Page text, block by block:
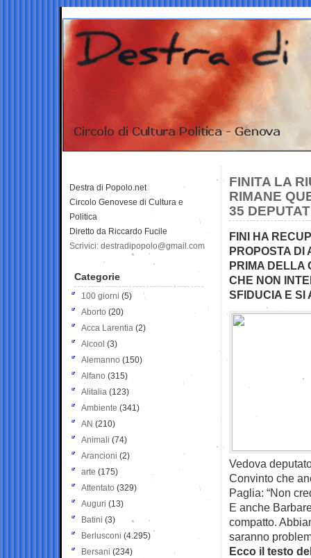
FINITA LA
RIMANE
35
FINI HA
PROPOSTA DI
PRIMA DELLA
CHE NON
SFIDUCIA E SI
Vedova
Convinto che
Paglia: “Non
E anche
compatto.
saranno
Ecco il testo
Destra di Popolo.net
Circolo Genovese di Cultura e
Politica
Diretto da Riccardo Fucile
Scrivici: destradipopolo@gmail.com
Categorie
100 giorni (5)
Aborto (20)
Acca Larentia (2)
Alcool (3)
Alemanno (150)
Alfano (315)
Alitalia (123)
Ambiente (341)
AN (210)
Animali (74)
Arancioni (2)
arte (175)
Attentato (329)
Auguri (13)
Batini (3)
Berlusconi (4.295)
Bersani (234)